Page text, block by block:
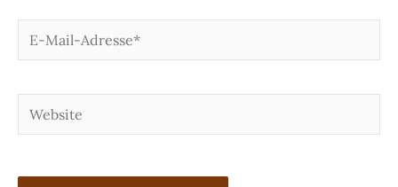
E-
Mail-
Website